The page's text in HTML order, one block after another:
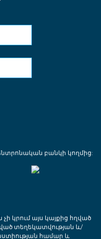
բանկի կողմից:
կրում այս կայքից հղված
տեղեկատվության և/
համար և